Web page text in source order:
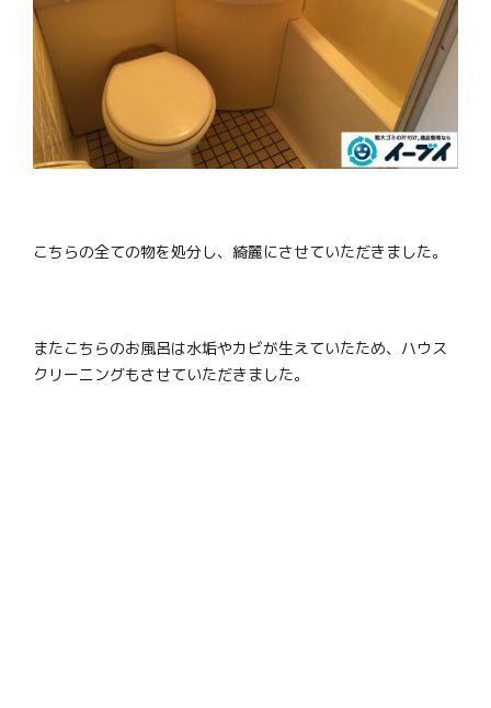
こちらの全ての物を処分し、綺麗にさせていただきました。
またこちらのお風呂は水垢やカビが生えていたため、ハウス
クリーニングもさせていただきました。